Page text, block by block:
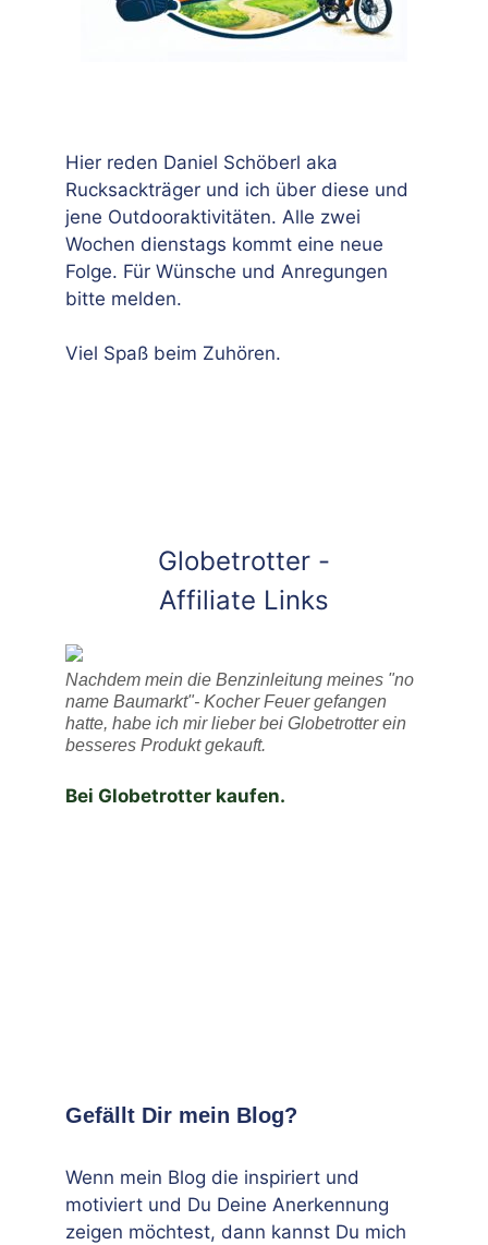
Hier reden Daniel Schöberl aka
Rucksackträger und ich über diese und
jene Outdooraktivitäten. Alle zwei
Wochen dienstags kommt eine neue
Folge. Für Wünsche und Anregungen
bitte melden.
Viel Spaß beim Zuhören.
Globetrotter -
Affiliate Links
Nachdem mein die Benzinleitung meines "no
name Baumarkt"- Kocher Feuer gefangen
hatte, habe ich mir lieber bei Globetrotter ein
besseres Produkt gekauft.
Bei Globetrotter kaufen.
Gefällt Dir mein Blog?
Wenn mein Blog die inspiriert und
motiviert und Du Deine Anerkennung
zeigen möchtest, dann kannst Du mich